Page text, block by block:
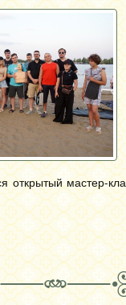
открытый мастер-